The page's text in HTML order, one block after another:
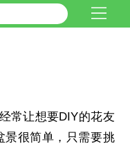
常让想要DIY的花友
景很简单，只需要挑